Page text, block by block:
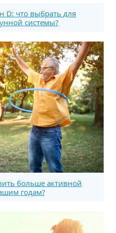
D: что выбрать для
системы?
больше активной
годам?